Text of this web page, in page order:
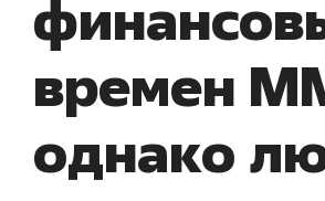
времен
однако
Как бизнесу
рынки, почему
чем интересен